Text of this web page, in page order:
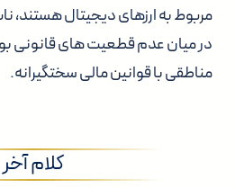
مربوط به ارزهای دیجیتال هستند،
در میان عدم قطعیت های قانونی
مناطقی با قوانین مالی سختگیرانه.
کلام آخر